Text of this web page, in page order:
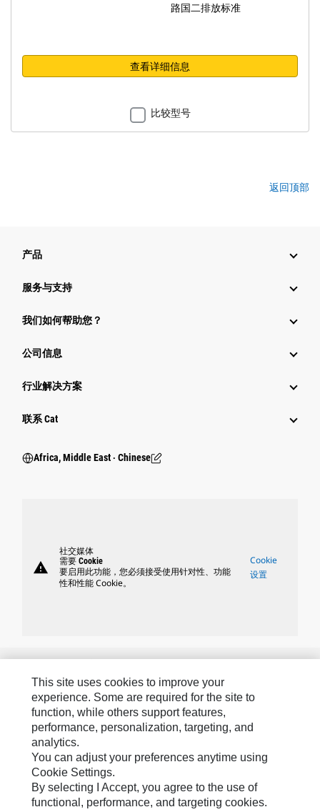
路国二排放标准
查看详细信息
比较型号
返回顶部
产品
服务与支持
我们如何帮助您？
公司信息
行业解决方案
行业
联系 Cat
Africa, Middle East ‧ Chinese
warning
社交媒体
需要 Cookie
要启用此功能，您必须接受使用针对性、功能
性和性能 Cookie。
Cookie
设置
Caterpillar.com
联系 Caterpillar
我的营销首选项
站点地图
This site uses cookies to improve your
experience. Some are required for the site to
function, while others support features,
performance, personalization, targeting, and
analytics.
You can adjust your preferences anytime using
Cookie Settings.
By selecting I Accept, you agree to the use of
functional, performance, and targeting cookies.